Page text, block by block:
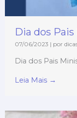
Dia dos
07/06/2023 | por
Dia dos Pais
Leia Mais →